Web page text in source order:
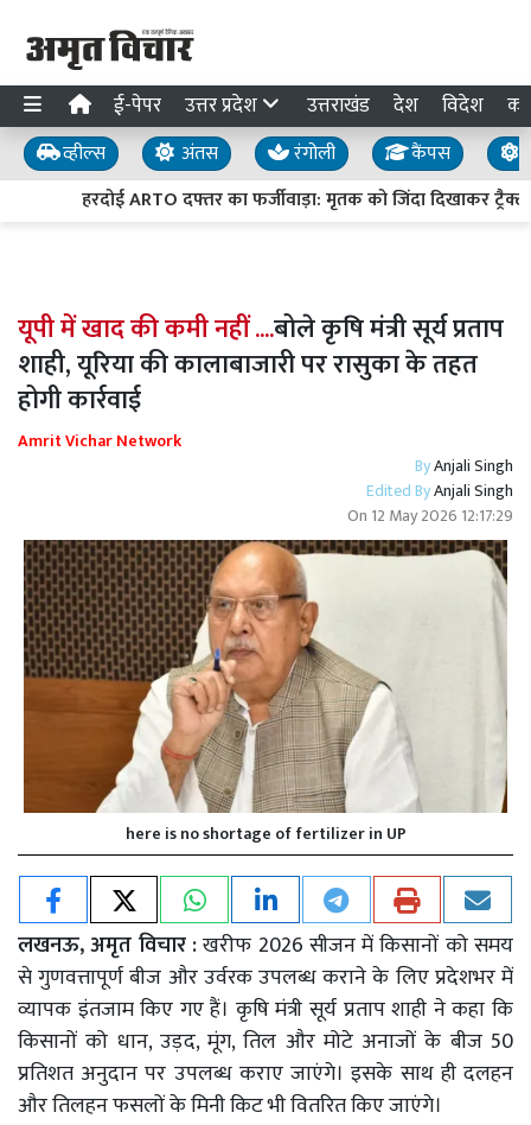
ई-पेपर उत्तर प्रदेश उत्तराखंड देश विदेश
व्हील्स अंतस रंगोली कैंपस
हरदोई ARTO दफ्तर का फर्जीवाड़ा: मृतक को जिंदा दिखाकर
यूपी में खाद की कमी नहीं ....बोले कृषि मंत्री सूर्य प्रताप
शाही, यूरिया की कालाबाजारी पर रासुका के तहत
होगी कार्रवाई
Amrit Vichar Network
ByAnjali Singh
Edited ByAnjali Singh
On 12 May 2026 12:17:29
here is no shortage of fertilizer in UP
लखनऊ, अमृत विचार :खरीफ 2026 सीजन में किसानों को समय
से गुणवत्तापूर्ण बीज और उर्वरक उपलब्ध कराने के लिए प्रदेशभर में
व्यापक इंतजाम किए गए हैं। कृषि मंत्री सूर्य प्रताप शाही ने कहा कि
किसानों को धान, उड़द, मूंग, तिल और मोटे अनाजों के बीज 50
प्रतिशत अनुदान पर उपलब्ध कराए जाएंगे। इसके साथ ही दलहन
और तिलहन फसलों के मिनी किट भी वितरित किए जाएंगे।